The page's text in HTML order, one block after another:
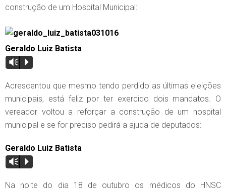
construção de um Hospital Municipal:
Geraldo Luiz Batista
Vm P
Acrescentou que mesmo tendo perdido as últimas eleições
municipais, está feliz por ter exercido dois mandatos. O
vereador voltou a reforçar a construção de um hospital
municipal e se for preciso pedirá a ajuda de deputados:
Geraldo Luiz Batista
Vm P
Na noite do dia 18 de outubro os médicos do HNSC